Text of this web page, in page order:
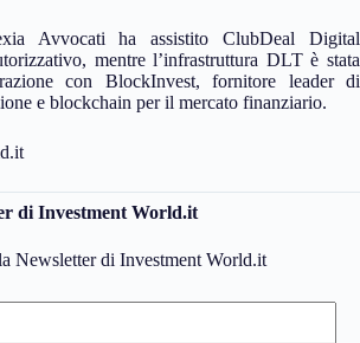
Avvocati ha assistito ClubDeal Digital
mentre l’infrastruttura DLT è stata
con BlockInvest, fornitore leader di
e blockchain per il mercato finanziario.
di Investment World.it
Newsletter di Investment World.it